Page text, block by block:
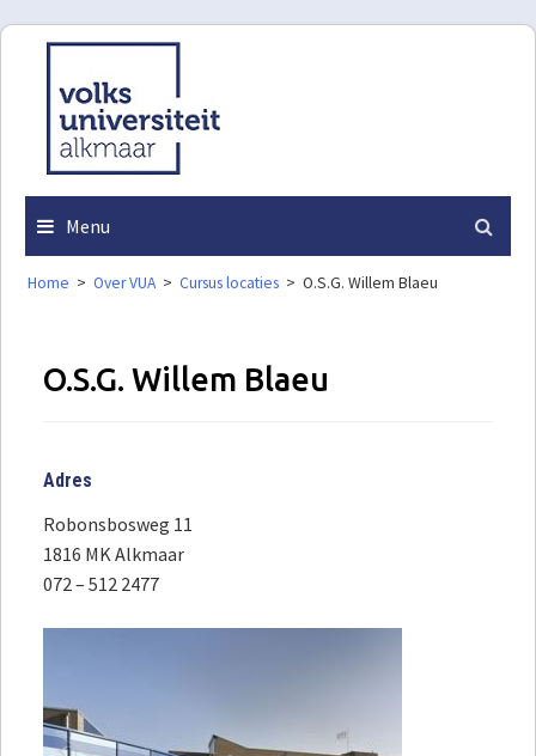
Skip
content
Menu
Home > Over VUA> Cursus locaties > O.S.G. Willem Blaeu
O.S.G. Willem Blaeu
Adres
Robonsbosweg 11
1816 MK Alkmaar
072 – 512 2477